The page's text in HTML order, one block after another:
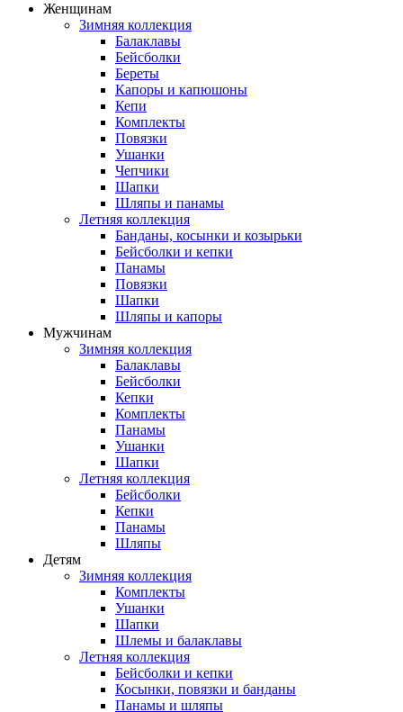
Женщинам
Зимняя коллекция
Балаклавы
Бейсболки
Береты
Капоры и капюшоны
Кепи
Комплекты
Повязки
Ушанки
Чепчики
Шапки
Шляпы и панамы
Летняя коллекция
Банданы, косынки и козырьки
Бейсболки и кепки
Панамы
Повязки
Шапки
Шляпы и капоры
Мужчинам
Зимняя коллекция
Балаклавы
Бейсболки
Кепки
Комплекты
Панамы
Ушанки
Шапки
Летняя коллекция
Бейсболки
Кепки
Панамы
Шляпы
Детям
Зимняя коллекция
Комплекты
Ушанки
Шапки
Шлемы и балаклавы
Летняя коллекция
Бейсболки и кепки
Косынки, повязки и банданы
Панамы и шляпы